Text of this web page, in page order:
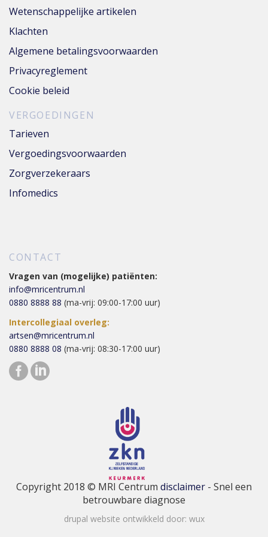
Wetenschappelijke artikelen
Klachten
Algemene betalingsvoorwaarden
Privacyreglement
Cookie beleid
VERGOEDINGEN
Tarieven
Vergoedingsvoorwaarden
Zorgverzekeraars
Infomedics
CONTACT
Vragen van (mogelijke) patiënten:
info@mricentrum.nl
0880 8888 88 (ma-vrij: 09:00-17:00 uur)
Intercollegiaal overleg:
artsen@mricentrum.nl
0880 8888 08 (ma-vrij: 08:30-17:00 uur)
Copyright 2018 © MRI Centrum disclaimer - Snel een
betrouwbare diagnose
drupal website ontwikkeld door: wux